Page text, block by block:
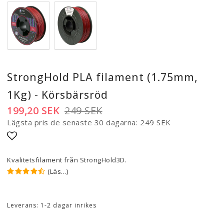
StrongHold PLA filament (1.75mm,
1Kg) - Körsbärsröd
249 SEK
199,20 SEK
Lägsta pris de senaste 30 dagarna 249 SEK
Kvalitetsfilament från StrongHold3D.
(Läs...)
Leverans: 1-2 dagar inrikes